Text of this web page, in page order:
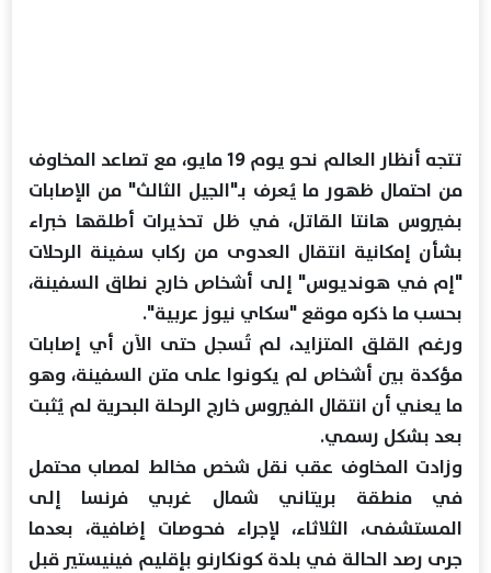
تتجه أنظار العالم نحو يوم 19 مايو، مع تصاعد المخاوف
من احتمال ظهور ما يُعرف بـ"الجيل الثالث" من الإصابات
بفيروس هانتا القاتل، في ظل تحذيرات أطلقها خبراء
بشأن إمكانية انتقال العدوى من ركاب سفينة الرحلات
"إم في هونديوس" إلى أشخاص خارج نطاق السفينة،
بحسب ما ذكره موقع "سكاي نيوز عربية".
ورغم القلق المتزايد، لم تُسجل حتى الآن أي إصابات
مؤكدة بين أشخاص لم يكونوا على متن السفينة، وهو
ما يعني أن انتقال الفيروس خارج الرحلة البحرية لم يُثبت
بعد بشكل رسمي.
وزادت المخاوف عقب نقل شخص مخالط لمصاب محتمل
في منطقة بريتاني شمال غربي فرنسا إلى
المستشفى، الثلاثاء، لإجراء فحوصات إضافية، بعدما
جرى رصد الحالة في بلدة كونكارنو بإقليم فينيستير قبل